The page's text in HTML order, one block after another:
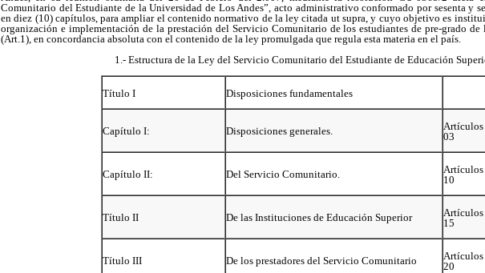
Comunitario del Estudiante de la Universidad de Los Andes”, acto administrativo conformado por sesenta y
en diez (10) capítulos, para ampliar el contenido normativo de la ley citada ut supra, y cuyo objetivo es
organización e implementación de la prestación del Servicio Comunitario de los estudiantes de pre-grado de
(Art.1), en concordancia absoluta con el contenido de la ley promulgada que regula esta materia en el país.
1.- Estructura de la Ley del Servicio Comunitario del Estudiante de Educación
Título I Disposiciones fundamentales
Capítulo I: Disposiciones generales.
03
Capítulo II: Del Servicio Comunitario.
10
Título II De las Instituciones de Educación Superior
15
Título III De los prestadores del Servicio Comunitario
20